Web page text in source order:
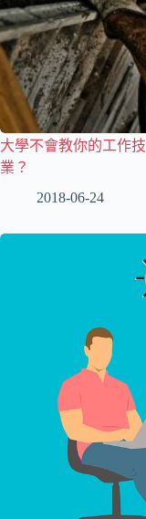
大學不會教你的工作
業？
2018-06-24